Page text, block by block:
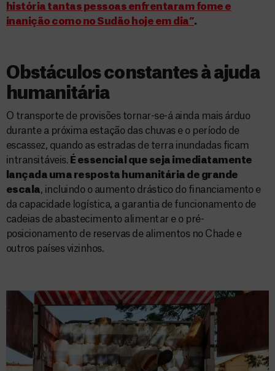
história tantas pessoas enfrentaram fome e
inanição como no Sudão hoje em dia”.
Obstáculos constantes à ajuda
humanitária
O transporte de provisões tornar-se-á ainda mais árduo
durante a próxima estação das chuvas e o período de
escassez, quando as estradas de terra inundadas ficam
intransitáveis. É essencial que seja imediatamente
lançada uma resposta humanitária de grande
escala, incluindo o aumento drástico do financiamento e
da capacidade logística, a garantia de funcionamento de
cadeias de abastecimento alimentar e o pré-
posicionamento de reservas de alimentos no Chade e
outros países vizinhos.